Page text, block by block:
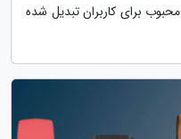
برای کاربران تبدیل شده